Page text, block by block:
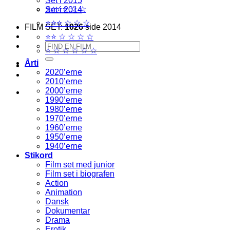
Set i 2014
FILM SET:1026side 2014
Søg
efter:
⭐⭐⭐⭐ ☆ ☆
⭐⭐⭐ ☆ ☆ ☆
⭐⭐ ☆ ☆ ☆ ☆
⭐ ☆ ☆ ☆ ☆ ☆
Årti
2020’erne
2010’erne
2000’erne
1990’erne
1980’erne
1970’erne
1960’erne
1950’erne
1940’erne
Stikord
Film set med junior
Film set i biografen
Action
Animation
Dansk
Dokumentar
Drama